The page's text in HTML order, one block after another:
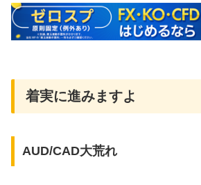
着実に進みますよ
AUD/CAD大荒れ